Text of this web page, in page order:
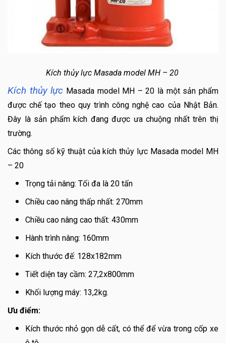
Kích thủy lực Masada model MH – 20
Kích thủy lực Masada model MH – 20 là một sản phẩm
được chế tạo theo quy trình công nghệ cao của Nhật Bản.
Đây là sản phẩm kích đang được ưa chuộng nhất trên thị
trường.
Các thông số kỹ thuật của kích thủy lực Masada model MH
– 20
Trọng tải nâng: Tối đa là 20 tấn
Chiều cao nâng thấp nhất: 270mm
Chiều cao nâng cao thất: 430mm
Hành trình nâng: 160mm
Kích thước đế: 128x182mm
Tiết diện tay cầm: 27,2x800mm
Khối lượng máy: 13,2kg.
Ưu điểm:
Kích thước nhỏ gọn dễ cất, có thể để vừa trong cốp xe